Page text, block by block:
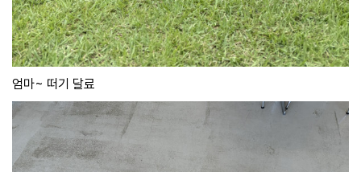
엄마~ 떠기 달료